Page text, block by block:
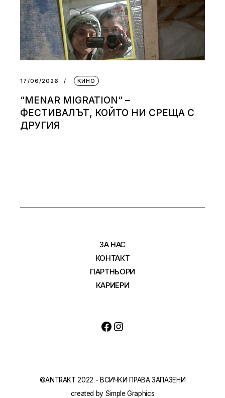
17/06/2026 КИНО
“MENAR MIGRATION“ –
ФЕСТИВАЛЪТ, КОЙТО НИ СРЕЩА С
ДРУГИЯ
ЗА НАС
КОНТАКТ
ПАРТНЬОРИ
КАРИЕРИ
©ANTRAKT 2022 - ВСИЧКИ ПРАВА ЗАПАЗЕНИ
created by Simple Graphics